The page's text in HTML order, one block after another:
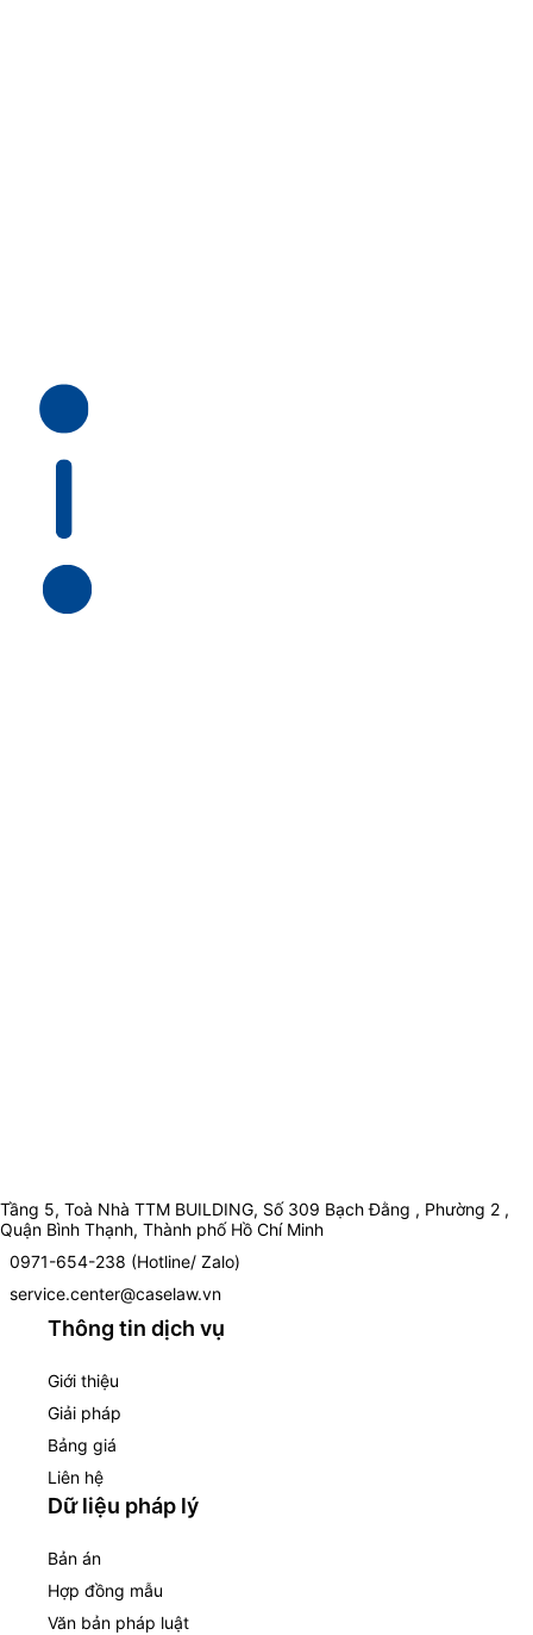
Tầng 5, Toà Nhà TTM BUILDING, Số 309 Bạch Đằng , Phường 2 ,
Quận Bình Thạnh, Thành phố Hồ Chí Minh
0971-654-238 (Hotline/ Zalo)
service.center@caselaw.vn
Thông tin dịch vụ
Giới thiệu
Giải pháp
Bảng giá
Liên hệ
Dữ liệu pháp lý
Bản án
Hợp đồng mẫu
Văn bản pháp luật